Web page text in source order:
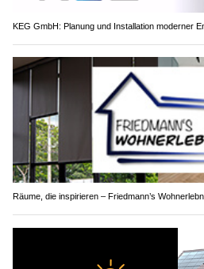
KEG GmbH: Planung und Installation moderner
Räume, die inspirieren – Friedmann’s